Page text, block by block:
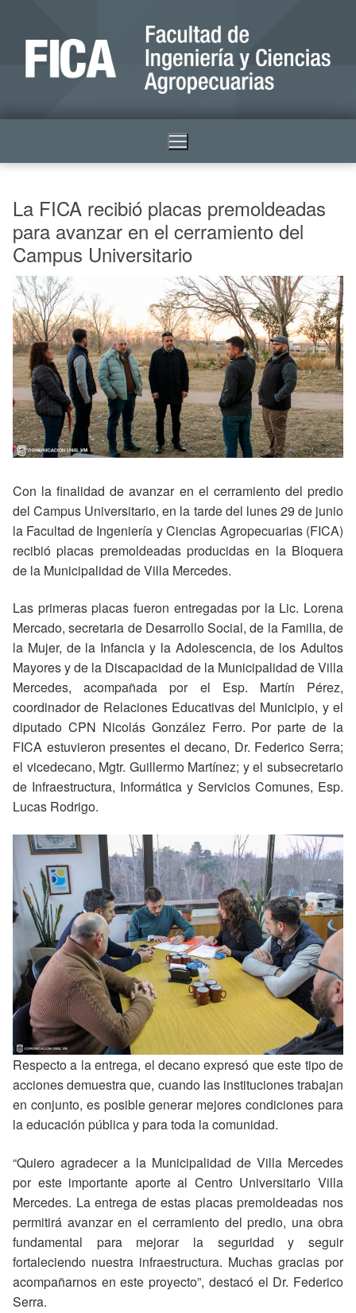
La FICA recibió placas premoldeadas
para avanzar en el cerramiento del
Campus Universitario
Con la finalidad de avanzar en el cerramiento del predio
del Campus Universitario, en la tarde del lunes 29 de junio
la Facultad de Ingeniería y Ciencias Agropecuarias (FICA)
recibió placas premoldeadas producidas en la Bloquera
de la Municipalidad de Villa Mercedes.
Las primeras placas fueron entregadas por la Lic. Lorena
Mercado, secretaria de Desarrollo Social, de la Familia, de
la Mujer, de la Infancia y la Adolescencia, de los Adultos
Mayores y de la Discapacidad de la Municipalidad de Villa
Mercedes, acompañada por el Esp. Martín Pérez,
coordinador de Relaciones Educativas del Municipio, y el
diputado CPN Nicolás González Ferro. Por parte de la
FICA estuvieron presentes el decano, Dr. Federico Serra;
el vicedecano, Mgtr. Guillermo Martínez; y el subsecretario
de Infraestructura, Informática y Servicios Comunes, Esp.
Lucas Rodrigo.
Respecto a la entrega, el decano expresó que este tipo de
acciones demuestra que, cuando las instituciones trabajan
en conjunto, es posible generar mejores condiciones para
la educación pública y para toda la comunidad.
“Quiero agradecer a la Municipalidad de Villa Mercedes
por este importante aporte al Centro Universitario Villa
Mercedes. La entrega de estas placas premoldeadas nos
permitirá avanzar en el cerramiento del predio, una obra
fundamental para mejorar la seguridad y seguir
fortaleciendo nuestra infraestructura. Muchas gracias por
acompañarnos en este proyecto”, destacó el Dr. Federico
Serra.